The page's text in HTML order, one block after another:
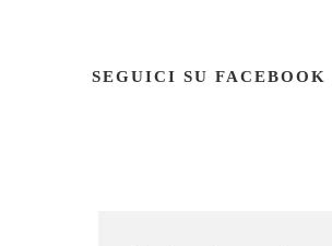
SEGUICI SU FACEBOOK